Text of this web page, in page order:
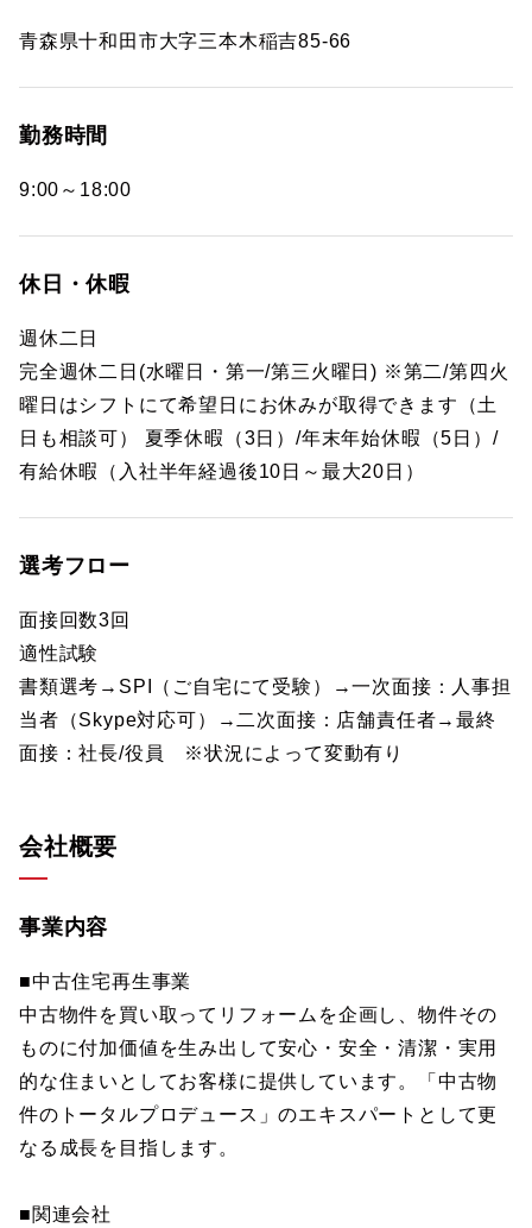
青森県十和田市大字三本木稲吉85-66
勤務時間
9:00～18:00
休日・休暇
週休二日
完全週休二日(水曜日・第一/第三火曜日) ※第二/第四火
曜日はシフトにて希望日にお休みが取得できます（土
日も相談可） 夏季休暇（3日）/年末年始休暇（5日）/
有給休暇（入社半年経過後10日～最大20日）
選考フロー
面接回数3回
適性試験
書類選考→SPI（ご自宅にて受験）→一次面接：人事担
当者（Skype対応可）→二次面接：店舗責任者→最終
面接：社長/役員 ※状況によって変動有り
会社概要
事業内容
■中古住宅再生事業
中古物件を買い取ってリフォームを企画し、物件その
ものに付加価値を生み出して安心・安全・清潔・実用
的な住まいとしてお客様に提供しています。「中古物
件のトータルプロデュース」のエキスパートとして更
なる成長を目指します。
■関連会社